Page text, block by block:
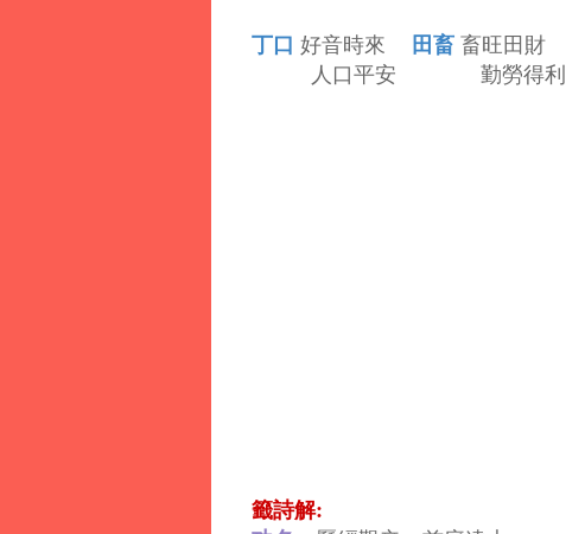
丁口 好音時來 田畜 畜旺田財
人口平安 勤勞得利
籤詩解: